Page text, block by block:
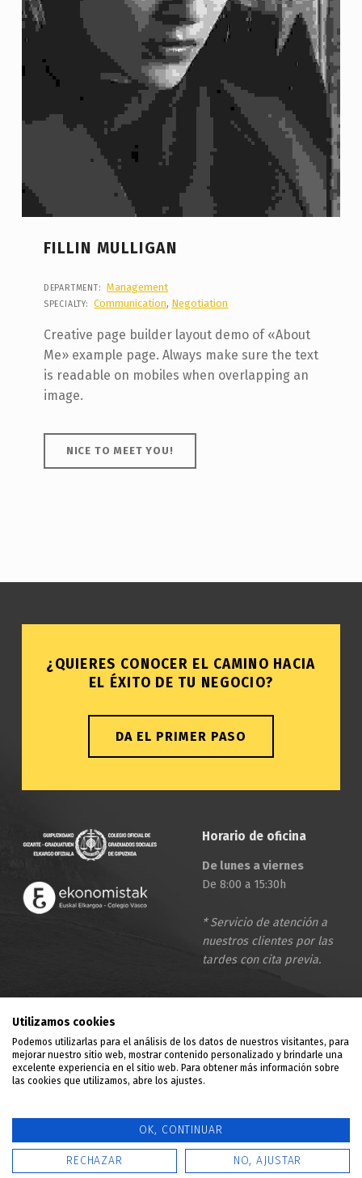
MENU
FILLIN MULLIGAN
DEPARTMENT: Management
SPECIALTY: Communication, Negotiation
Creative page builder layout demo of «About
Me» example page. Always make sure the text
is readable on mobiles when overlapping an
image.
NICE TO MEET YOU!
¿QUIERES CONOCER EL CAMINO HACIA
EL ÉXITO DE TU NEGOCIO?
DA EL PRIMER PASO
Horario de oficina
De lunes a viernes
De 8:00 a 15:30h
* Servicio de atención a
nuestros clientes por las
tardes con cita previa.
Emprendizaje
Mercantil
Fiscal
Utilizamos cookies
Podemos utilizarlas para el análisis de los datos de nuestros visitantes, para
mejorar nuestro sitio web, mostrar contenido personalizado y brindarle una
excelente experiencia en el sitio web. Para obtener más información sobre
las cookies que utilizamos, abre los ajustes.
OK, CONTINUAR
RECHAZAR NO, AJUSTAR